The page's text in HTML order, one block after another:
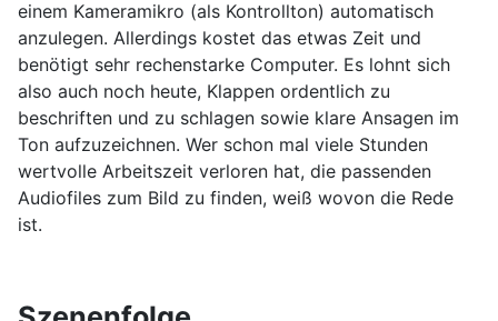
einem Kameramikro (als Kontrollton) automatisch
anzulegen. Allerdings kostet das etwas Zeit und
benötigt sehr rechenstarke Computer. Es lohnt sich
also auch noch heute, Klappen ordentlich zu
beschriften und zu schlagen sowie klare Ansagen im
Ton aufzuzeichnen. Wer schon mal viele Stunden
wertvolle Arbeitszeit verloren hat, die passenden
Audiofiles zum Bild zu finden, weiß wovon die Rede
ist.